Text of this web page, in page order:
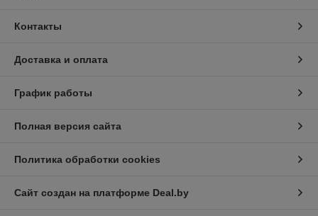
Контакты
Доставка и оплата
График работы
Полная версия сайта
Политика обработки cookies
Сайт создан на платформе Deal.by